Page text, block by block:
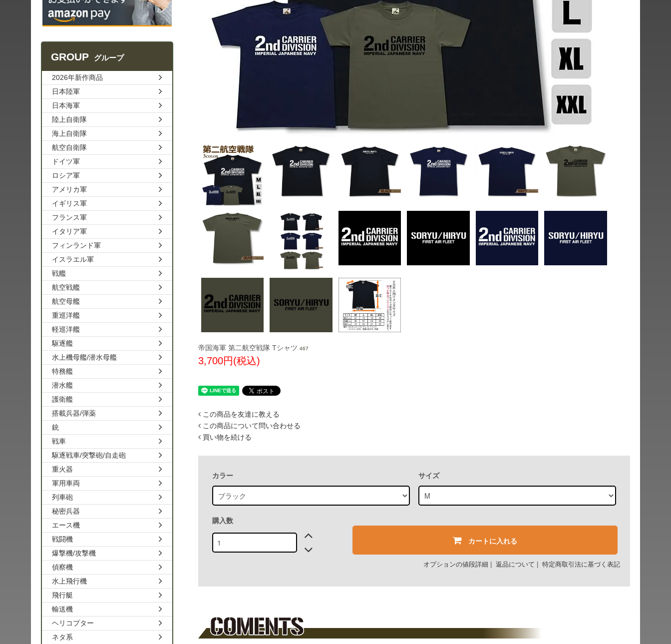
帝国海軍 第二航空戦隊 Tシャツ 467
3,700円(税込)
この商品を友達に教える
この商品について問い合わせる
買い物を続ける
カラー サイズ
購入数
カートに入れる
オプションの値段詳細 返品について 特定商取引法に基づく表記
GROUP グループ
2026年新作商品
日本陸軍
日本海軍
陸上自衛隊
海上自衛隊
航空自衛隊
ドイツ軍
ロシア軍
アメリカ軍
イギリス軍
フランス軍
イタリア軍
フィンランド軍
イスラエル軍
戦艦
航空戦艦
航空母艦
重巡洋艦
軽巡洋艦
駆逐艦
水上機母艦/潜水母艦
特務艦
潜水艦
護衛艦
搭載兵器/弾薬
銃
戦車
駆逐戦車/突撃砲/自走砲
重火器
軍用車両
列車砲
秘密兵器
エース機
戦闘機
爆撃機/攻撃機
偵察機
水上飛行機
飛行艇
輸送機
ヘリコプター
ネタ系